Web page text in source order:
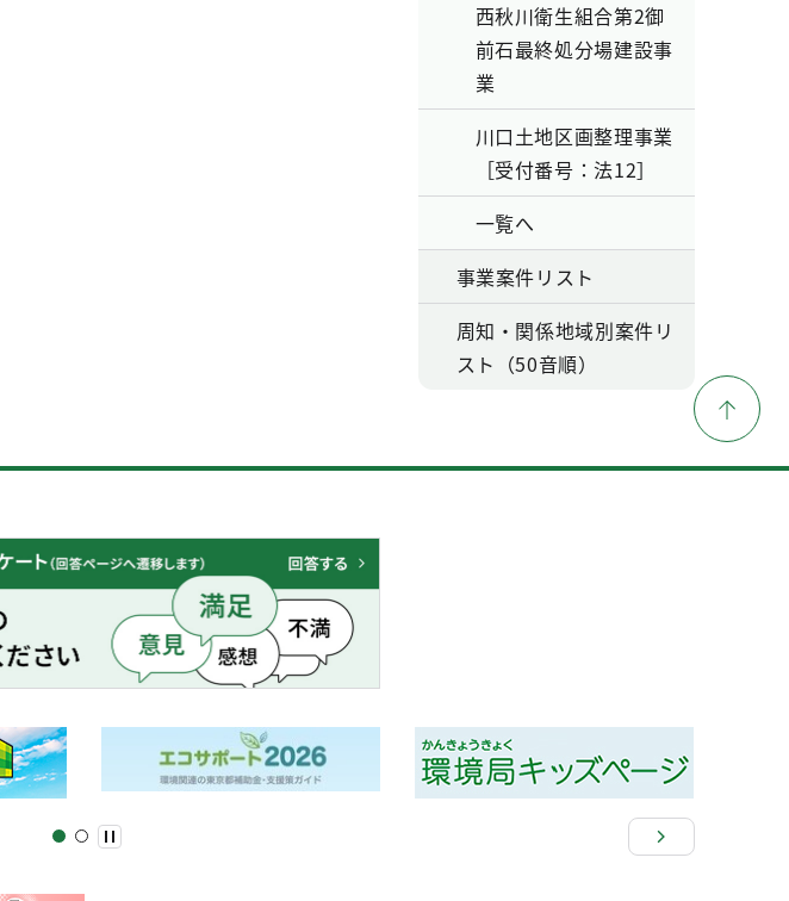
西秋川衛生組合第2御
前石最終処分場建設事
業
川口土地区画整理事業
［受付番号：法12］
一覧へ
事業案件リスト
周知・関係地域別案件リ
スト（50音順）